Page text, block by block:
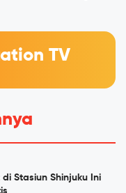
TV
di Stasiun Shinjuku Ini